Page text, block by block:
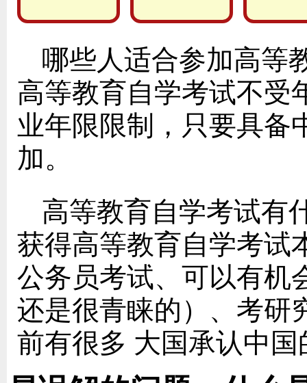
哪些人适合参加高等
高等教育自学考试不受
业年限限制，只要具备
加。
高等教育自学考试有
获得高等教育自学考试
公务员考试、可以有机
还是很青睐的）、考研
前有很多 大国承认中